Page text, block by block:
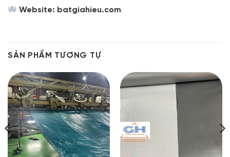
Website: batgiahieu.com
SẢN PHẨM TƯƠNG TỰ